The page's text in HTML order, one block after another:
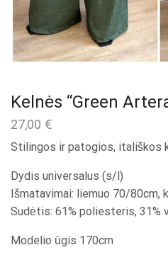
Kelnės “Green
27,00 €
Stilingos ir patogios, itališkos
Dydis universalus (s/l)
Išmatavimai: liemuo 70/80cm,
Sudėtis: 61% poliesteris, 31%
Modelio ūgis 170cm